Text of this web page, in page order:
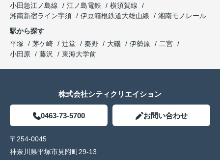
小田急江ノ島線
江ノ島電鉄
横須賀線
湘南新宿ライン宇須
伊豆箱根鉄道大雄山線
湘南モノレール
駅から探す
平塚
茅ケ崎 辻堂 秦野 大磯 伊勢原
二宮
小田原
藤沢 東海大学前
株式会社シティクリエイション
0463-73-5700 お問い合わせ
〒254-0045
神奈川県平塚市見附町29-13